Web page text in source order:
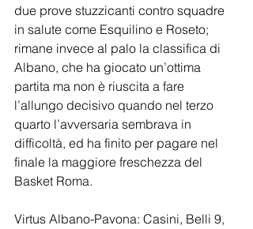
due prove stuzzicanti contro squadre
in salute come Esquilino e Roseto;
rimane invece al palo la classifica di
Albano, che ha giocato un’ottima
partita ma non è riuscita a fare
l’allungo decisivo quando nel terzo
quarto l’avversaria sembrava in
difficoltà, ed ha finito per pagare nel
finale la maggiore freschezza del
Basket Roma.
Virtus Albano-Pavona: Casini, Belli 9,